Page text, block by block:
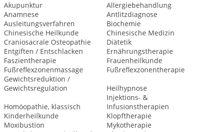
Akupunktur
Allergiebehandlung
Anamnese
Antlitzdiagnose
Ausleitungsverfahren
Biochemie
Chinesische Heilkunde
Chinesische Medizin
Craniosacrale Osteopathie
Diätetik
Entgiften / Entschlacken
Ernährungstherapie
Faszientherapie
Frauenheilkunde
Fußreflexzonenmassage
Fußreflexzonentherapie
Gewichtsreduktion /
Gewichtsregulation
Heilhypnose
Homöopathie, klassisch
Injektions- &
Infusionstherapien
Kinderheilkunde
Klopftherapie
Moxibustion
Mykotherapie